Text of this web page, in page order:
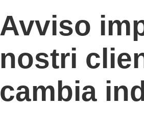
Avviso
nostri
cambia